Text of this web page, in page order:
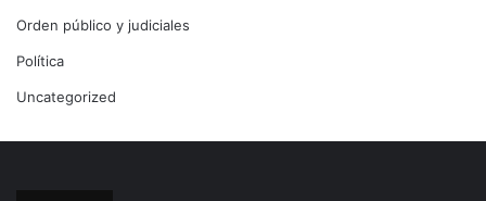
Orden público y judiciales
Política
Uncategorized